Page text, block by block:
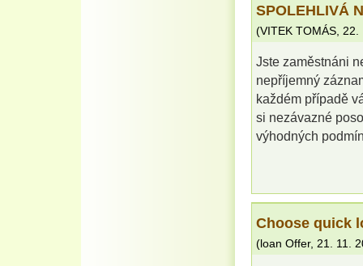
SPOLEHLIVÁ
(VITEK TOMÁS, 22.
Jste zaměstnáni
nepříjemný
každém případě
si nezávazné
výhodných
Choose quick
(loan Offer, 21. 11.